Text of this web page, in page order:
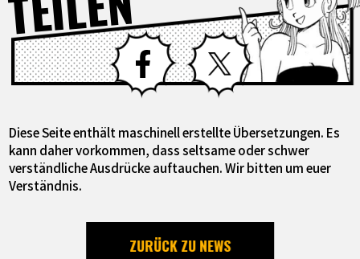
Facebook X
Diese Seite enthält maschinell erstellte Übersetzungen. Es
kann daher vorkommen, dass seltsame oder schwer
verständliche Ausdrücke auftauchen. Wir bitten um euer
Verständnis.
ZURÜCK ZU NEWS